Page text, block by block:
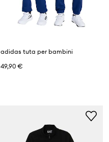
adidas tuta per bambini
49,90 €